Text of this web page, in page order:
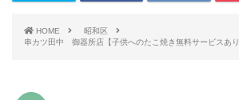
HOME
昭和区
串カツ田中 御器所店【子供へのたこ焼き無料サービスあり